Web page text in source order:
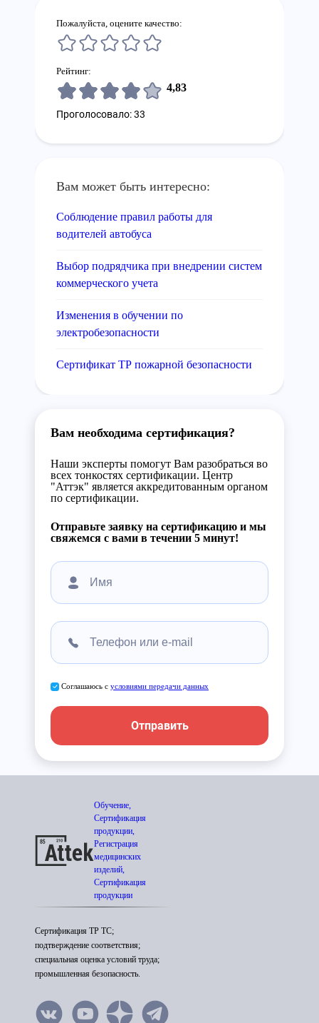
Пожалуйста, оцените качество:
Рейтинг:
4,83
Проголосовало: 33
Вам может быть интересно:
Соблюдение правил работы для
водителей автобуса
Выбор подрядчика при внедрении систем
коммерческого учета
Изменения в обучении по
электробезопасности
Сертификат ТР пожарной безопасности
Вам необходима сертификация?
Наши эксперты помогут Вам разобраться во
всех тонкостях сертификации. Центр
"Аттэк" является аккредитованным органом
по сертификации.
Отправьте заявку на сертификацию и мы
свяжемся с вами в течении 5 минут!
Соглашаюсь с условиями передачи данных
Отправить
Обучение,
Сертификация
продукции,
Регистрация
медицинских
изделий,
Сертификация
продукции
Сертификация ТР ТС;
подтверждение соответствия;
специальная оценка условий труда;
промышленная безопасность.